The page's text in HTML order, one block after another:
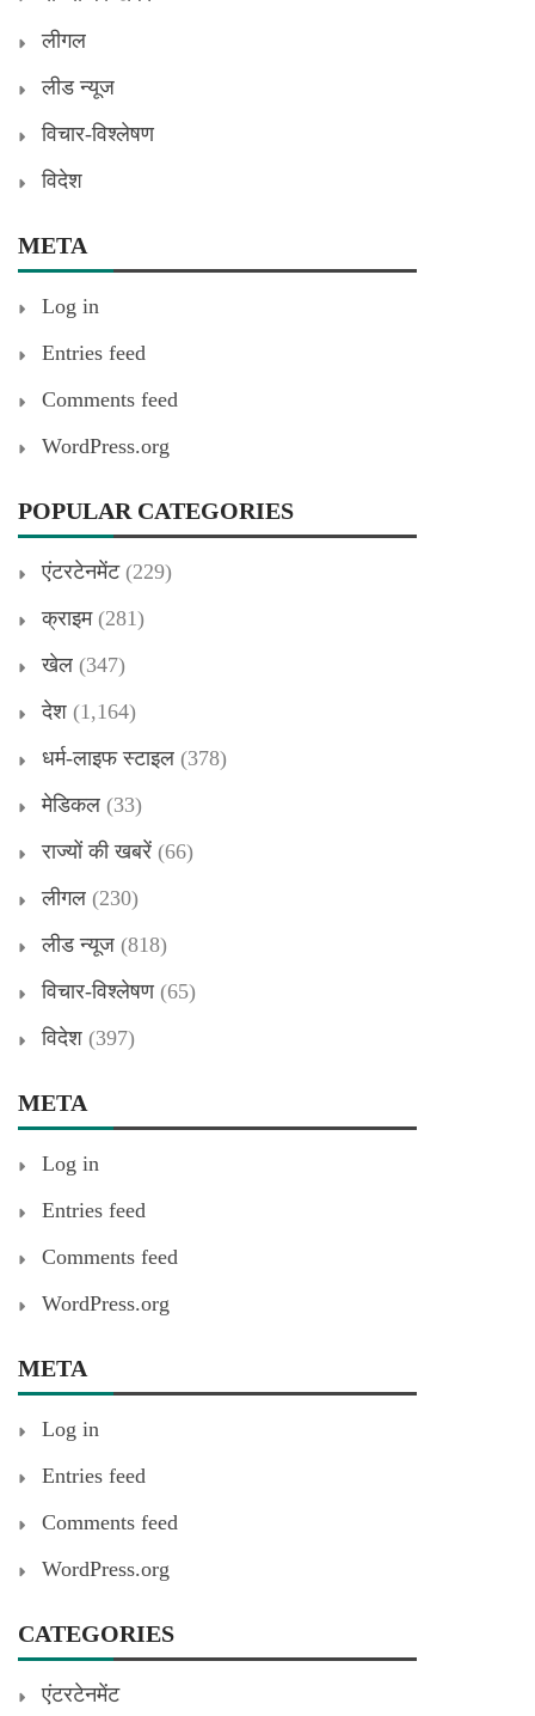
लीगल
लीड न्यूज
विचार-विश्लेषण
विदेश
META
Log in
Entries feed
Comments feed
WordPress.org
POPULAR CATEGORIES
एंटरटेनमेंट(229)
क्राइम(281)
खेल (347)
देश (1,164)
धर्म-लाइफ स्टाइल (378)
मेडिकल (33)
राज्यों की खबरें (66)
लीगल (230)
लीड न्यूज (818)
विचार-विश्लेषण(65)
विदेश (397)
META
Log in
Entries feed
Comments feed
WordPress.org
META
Log in
Entries feed
Comments feed
WordPress.org
CATEGORIES
एंटरटेनमेंट